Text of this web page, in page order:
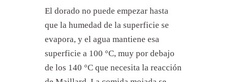
El dorado no puede empezar hasta
que la humedad de la superficie se
evapora, y el agua mantiene esa
superficie a 100 °C, muy por debajo
de los 140 °C que necesita la reacción